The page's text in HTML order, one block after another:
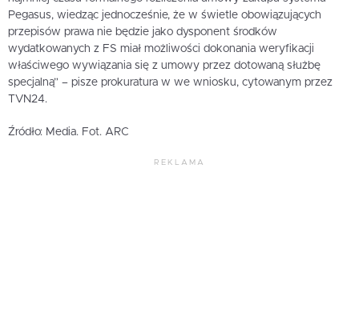
Pegasus, wiedząc jednocześnie, że w świetle obowiązujących
przepisów prawa nie będzie jako dysponent środków
wydatkowanych z FS miał możliwości dokonania weryfikacji
właściwego wywiązania się z umowy przez dotowaną służbę
specjalną” – pisze prokuratura w we wniosku, cytowanym przez
TVN24.
Źródło: Media. Fot. ARC
REKLAMA